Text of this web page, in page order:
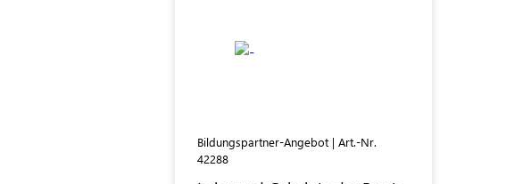
Bildungspartner-Angebot | Art.-Nr.
42288